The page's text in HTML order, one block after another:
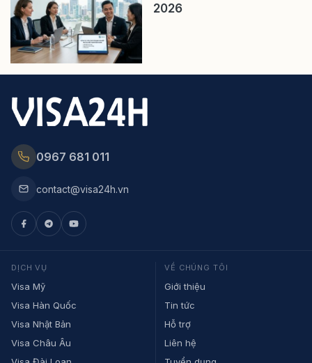
2026
0967 681 011
contact@visa24h.vn
DỊCH VỤ
Visa Mỹ
Visa Hàn Quốc
Visa Nhật Bản
Visa Châu Âu
VỀ CHÚNG TÔI
Giới thiệu
Tin tức
Hỗ trợ
Liên hệ